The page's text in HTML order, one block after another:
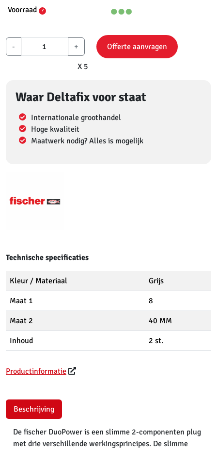
Voorraad
?
- +
X 5
Offerte aanvragen
Waar Deltafix voor staat
Internationale groothandel
Hoge kwaliteit
Maatwerk nodig? Alles is mogelijk
Technische specificaties
Kleur / Materiaal Grijs
Maat 1 8
Maat 2 40 MM
Inhoud 2 st.
Productinformatie
Beschrijving
De fischer DuoPower is een slimme 2-componenten plug
met drie verschillende werkingsprincipes. De slimme